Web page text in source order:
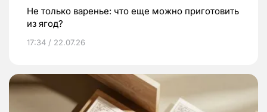
Не только варенье: что еще можно приготовить
из ягод?
17:34 / 22.07.26